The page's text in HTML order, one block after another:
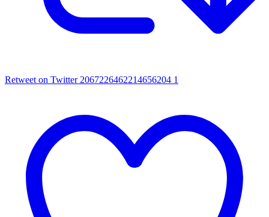
Retweet on Twitter 2067226462214656204 1